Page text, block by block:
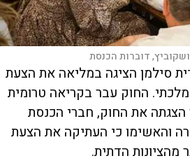
דוברות הכנסת
סילמן הציגה במליאה את הצעת
החוק עבר בקריאה טרומית
במהלך הצגתה את החוק, חברי הכנסת
והאשימו כי העתיקה את הצעת
מהציונות הדתית.